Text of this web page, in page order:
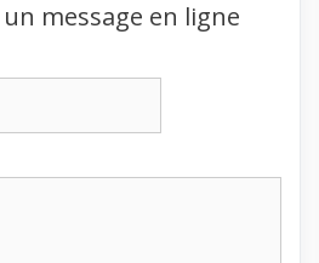
message en ligne